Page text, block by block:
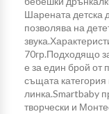
Шарената детска
позволява на
70гр.Подходящо
е за един брой от
същата категория
линка.Smartbaby
творчески и